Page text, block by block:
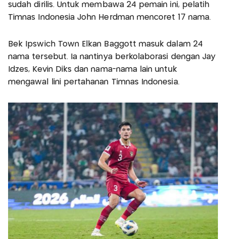
sudah dirilis. Untuk membawa 24 pemain ini, pelatih
Timnas Indonesia John Herdman mencoret 17 nama.
Bek Ipswich Town Elkan Baggott masuk dalam 24
nama tersebut. Ia nantinya berkolaborasi dengan Jay
Idzes, Kevin Diks dan nama-nama lain untuk
mengawal lini pertahanan Timnas Indonesia.